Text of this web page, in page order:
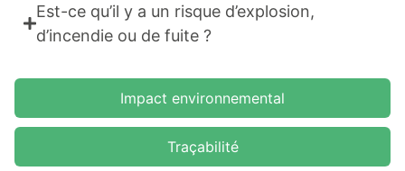
Impact environnemental
Traçabilité
Est-ce qu’il y a un risque d’explosion,
d’incendie ou de fuite ?